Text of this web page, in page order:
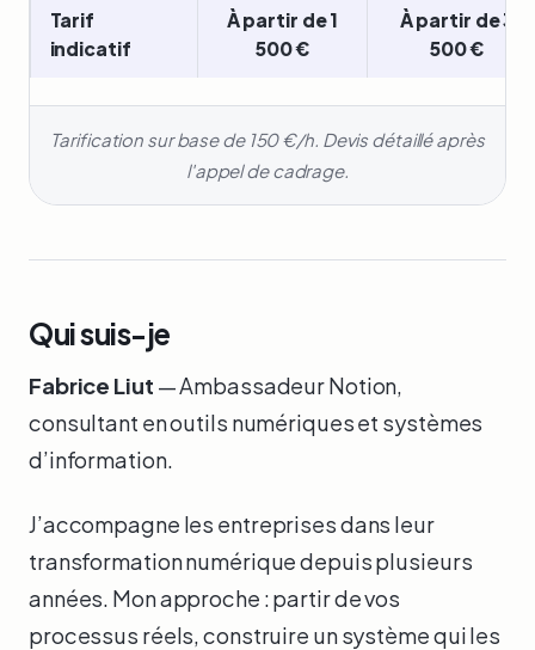
Tarif
indicatif
À partir de 1
500 €
À partir de 3
500 €
Tarification sur base de 150 €/h. Devis détaillé après
l'appel de cadrage.
Qui suis-je
Fabrice Liut — Ambassadeur Notion,
consultant en outils numériques et systèmes
d’information.
J’accompagne les entreprises dans leur
transformation numérique depuis plusieurs
années. Mon approche : partir de vos
processus réels, construire un système qui les